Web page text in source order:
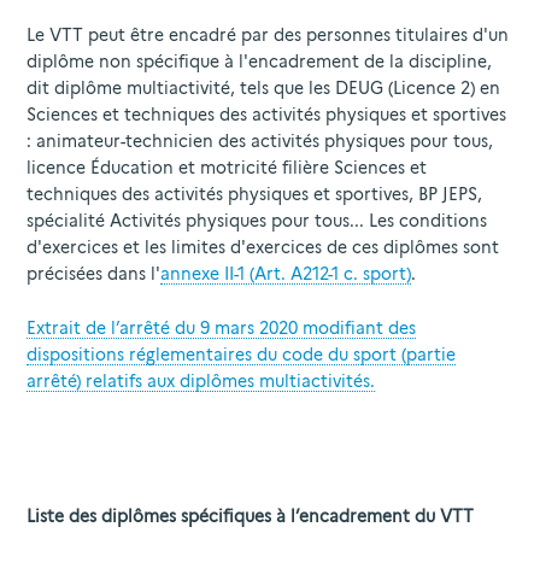
Le VTT peut être encadré par des personnes titulaires d'un
diplôme non spécifique à l'encadrement de la discipline,
dit diplôme multiactivité, tels que les DEUG (Licence 2) en
Sciences et techniques des activités physiques et sportives
: animateur-technicien des activités physiques pour tous,
licence Éducation et motricité filière Sciences et
techniques des activités physiques et sportives, BP JEPS,
spécialité Activités physiques pour tous... Les conditions
d'exercices et les limites d'exercices de ces diplômes sont
précisées dans l'annexe II-1 (Art. A212-1 c. sport).
Extrait de l’arrêté du 9 mars 2020 modifiant des
dispositions réglementaires du code du sport (partie
arrêté) relatifs aux diplômes multiactivités.
Liste des diplômes spécifiques à l’encadrement du VTT